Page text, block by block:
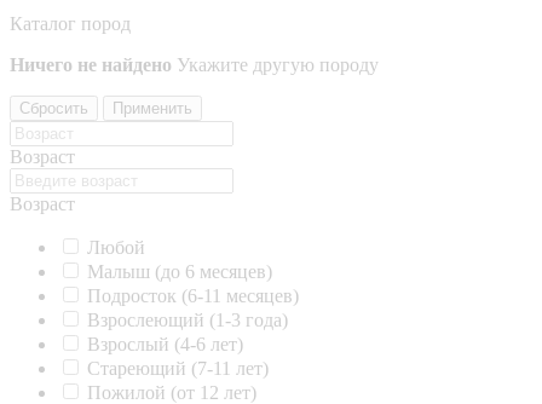
Каталог пород
Ничего не найдено Укажите другую породу
Сбросить Применить
Возраст
Возраст
Любой
Малыш (до 6 месяцев)
Подросток (6-11 месяцев)
Взрослеющий (1-3 года)
Взрослый (4-6 лет)
Стареющий (7-11 лет)
Пожилой (от 12 лет)